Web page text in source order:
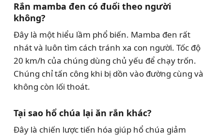
Rắn mamba đen có đuổi theo người
không?
Đây là một hiểu lầm phổ biến. Mamba đen rất
nhát và luôn tìm cách tránh xa con người. Tốc độ
20 km/h của chúng dùng chủ yếu để chạy trốn.
Chúng chỉ tấn công khi bị dồn vào đường cùng và
không còn lối thoát.
Tại sao hổ chúa lại ăn rắn khác?
Đây là chiến lược tiến hóa giúp hổ chúa giảm